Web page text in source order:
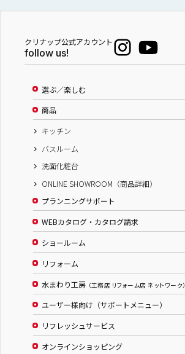
クリナップ公式アカウント
follow us!
選ぶ／楽しむ
商品
キッチン
バスルーム
洗面化粧台
ONLINE SHOWROOM（商品詳細）
プランニングサポート
WEBカタログ・カタログ請求
ショールーム
リフォーム
水まわり工房 （工務店 リフォーム店 ネットワーク）
ユーザー様向け（サポートメニュー）
リフレッシュサービス
オンラインショッピング